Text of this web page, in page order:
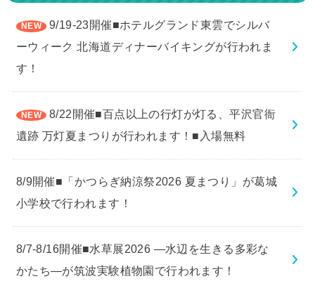
9/19-23開催■ホテルグランド東雲でシルバ
ーウィーク 北海道ディナーバイキングが行われま
す！
8/22開催■百点以上の行灯が灯る、平沢官衙
遺跡 万灯夏まつりが行われます！■入場無料
8/9開催■「かつらぎ納涼祭2026 夏まつり」が葛城
小学校で行われます！
8/7-8/16開催■水草展2026 ―水辺を生きる多彩な
かたち―が筑波実験植物園で行われます！